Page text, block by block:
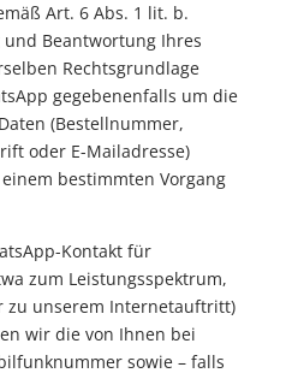
Art. 6 Abs. 1 lit. b.
und Beantwortung Ihres
Rechtsgrundlage
gegebenenfalls um die
(Bestellnummer,
oder E-Mailadresse)
bestimmten Vorgang
Kontakt für
zum Leistungsspektrum,
zu unserem Internetauftritt)
wir die von Ihnen bei
sowie – falls